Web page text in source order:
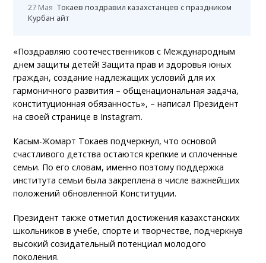
27 Мая Токаев поздравил казахстанцев с праздником
Курбан айт
«Поздравляю соотечественников с Международным
днем защиты детей! Защита прав и здоровья юных
граждан, создание надлежащих условий для их
гармоничного развития – общенациональная задача,
конституционная обязанность», – написал Президент
на своей странице в Instagram.
Касым-Жомарт Токаев подчеркнул, что основой
счастливого детства остаются крепкие и сплоченные
семьи. По его словам, именно поэтому поддержка
института семьи была закреплена в числе важнейших
положений обновленной Конституции.
Президент также отметил достижения казахстанских
школьников в учебе, спорте и творчестве, подчеркнув
высокий созидательный потенциал молодого
поколения.